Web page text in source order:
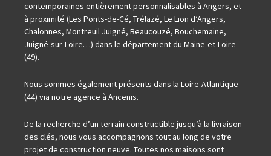
contemporaines entièrement personnalisables à Angers, et
à proximité (Les Ponts-de-Cé, Trélazé, Le Lion d’Angers,
Chalonnes, Montreuil Juigné, Beaucouzé, Bouchemaine,
Juigné-sur-Loire…) dans le département du Maine-et-Loire
(49).
Nous sommes également présents dans la Loire-Atlantique
(44) via notre agence à Ancenis.
De la recherche d’un terrain constructible jusqu’à la livraison
des clés, nous vous accompagnons tout au long de votre
projet de construction neuve. Toutes nos maisons sont